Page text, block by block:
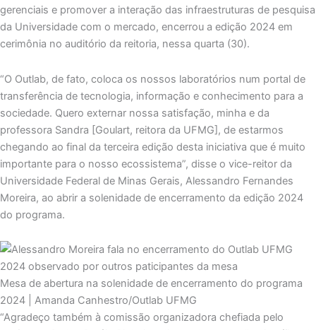
gerenciais e promover a interação das infraestruturas de pesquisa
da Universidade com o mercado, encerrou a edição 2024 em
cerimônia no auditório da reitoria, nessa quarta (30).
“O Outlab, de fato, coloca os nossos laboratórios num portal de
transferência de tecnologia, informação e conhecimento para a
sociedade. Quero externar nossa satisfação, minha e da
professora Sandra [Goulart, reitora da UFMG], de estarmos
chegando ao final da terceira edição desta iniciativa que é muito
importante para o nosso ecossistema”, disse o vice-reitor da
Universidade Federal de Minas Gerais, Alessandro Fernandes
Moreira, ao abrir a solenidade de encerramento da edição 2024
do programa.
Mesa de abertura na solenidade de encerramento do programa
2024 | Amanda Canhestro/Outlab UFMG
“Agradeço também à comissão organizadora chefiada pelo